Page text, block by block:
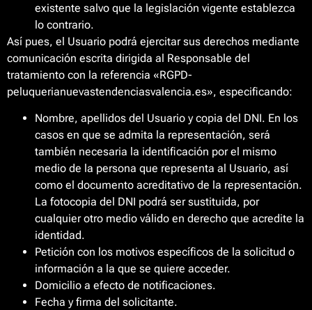
existente salvo que la legislación vigente establezca
lo contrario.
Así pues, el Usuario podrá ejercitar sus derechos mediante
comunicación escrita dirigida al Responsable del
tratamiento con la referencia «RGPD-
peluquerianuevastendenciasvalencia.es», especificando:
Nombre, apellidos del Usuario y copia del DNI. En los
casos en que se admita la representación, será
también necesaria la identificación por el mismo
medio de la persona que representa al Usuario, así
como el documento acreditativo de la representación.
La fotocopia del DNI podrá ser sustituida, por
cualquier otro medio válido en derecho que acredite la
identidad.
Petición con los motivos específicos de la solicitud o
información a la que se quiere acceder.
Domicilio a efecto de notificaciones.
Fecha y firma del solicitante.